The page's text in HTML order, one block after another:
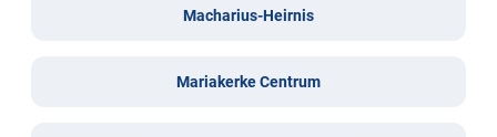
Macharius-Heirnis
Mariakerke Centrum